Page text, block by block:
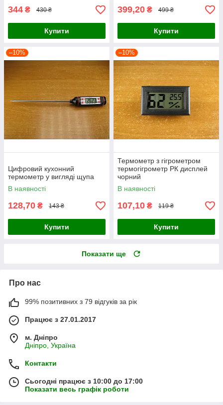
344 ₴ 430 ₴
Купити
399,20 ₴ 499 ₴
Купити
–10%
Цифровий кухонний
термометр у вигляді щупа
В наявності
128,70 ₴ 143 ₴
Купити
–10%
Термометр з гігрометром
термогігрометр РК дисплей
чорний
В наявності
107,10 ₴ 119 ₴
Купити
Показати ще
Про нас
99% позитивних з 79 відгуків за рік
Працює з 27.01.2017
м. Дніпро
Дніпро, Україна
Контакти
Сьогодні працює з 10:00 до 17:00
Показати весь графік роботи